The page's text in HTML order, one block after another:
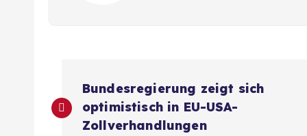
e
Bundesregierung zeigt sich
optimistisch in EU-USA-
Zollverhandlungen